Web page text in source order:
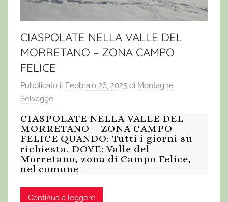
CIASPOLATE NELLA VALLE DEL
MORRETANO – ZONA CAMPO
FELICE
Pubblicato il Febbraio 26, 2025 di Montagne
Selvagge
CIASPOLATE NELLA VALLE DEL
MORRETANO – ZONA CAMPO
FELICE QUANDO: Tutti i giorni su
richiesta. DOVE: Valle del
Morretano, zona di Campo Felice,
nel comune
Continua a leggere